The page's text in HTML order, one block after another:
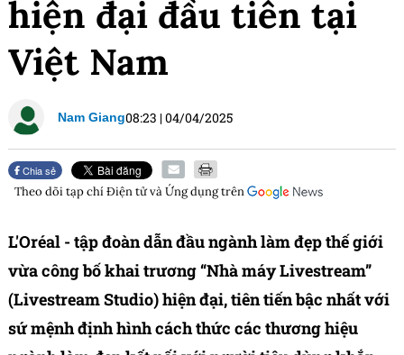
hiện đại đầu tiên tại
Việt Nam
Nam Giang08:23 |04/04/2025
Chia sẻ
Theo dõi tạp chíĐiện tử và Ứng dụngtrên
L'Oréal - tập đoàn dẫn đầu ngành làm đẹp thế giới
vừa công bố khai trương “Nhà máy Livestream”
(Livestream Studio) hiện đại, tiên tiến bậc nhất với
sứ mệnh định hình cách thức các thương hiệu